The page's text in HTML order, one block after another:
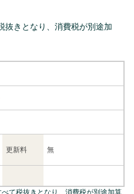
きとなり、消費税が別途加
更新料 無
て税抜きとなり、消費税が別途加算